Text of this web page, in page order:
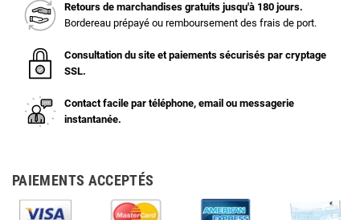
Retours de marchandises gratuits jusqu'à 180 jours.
Bordereau prépayé ou remboursement des frais de port.
Consultation du site et paiements sécurisés par cryptage
SSL.
Contact facile par téléphone, email ou messagerie
instantanée.
PAIEMENTS ACCEPTÉS